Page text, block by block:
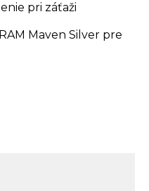
pri záťaži
Maven Silver pre